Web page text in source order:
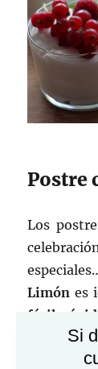
Postre
Los
Limónes
fácil
rápido
Lo
Si